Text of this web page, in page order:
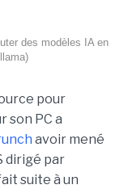
des modèles IA en
pour
son PC a
avoir mené
dirigé par
suite à un